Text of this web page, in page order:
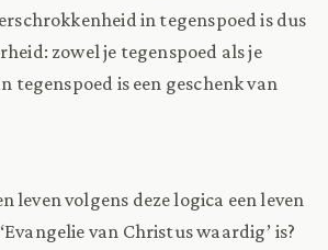
in tegenspoed is dus
zowel je tegenspoed als je
tegenspoed is een geschenk van
leven volgens deze logica een leven
van Christus waardig’ is?